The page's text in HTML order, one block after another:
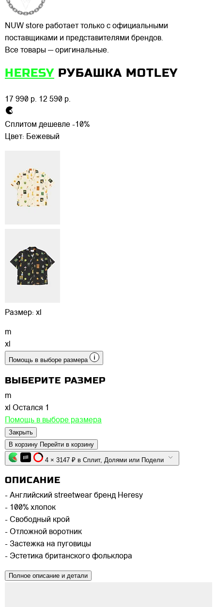
NUW store работает только с официальными
поставщиками и представителями брендов.
Все товары — оригинальные.
HERESY РУБАШКА MOTLEY
17 990 р. 12 590 р.
Сплитом дешевле -10%
Цвет: Бежевый
Размер: xl
m
xl
Помощь в выборе размера
ВЫБЕРИТЕ РАЗМЕР
m
xl Остался 1
Помощь в выборе размера
Закрыть
В корзину Перейти в корзину
4 × 3147 ₽ в Сплит, Долями или Подели
ОПИСАНИЕ
- Английский streetwear бренд Heresy
- 100% хлопок
- Свободный крой
- Отложной воротник
- Застежка на пуговицы
- Эстетика британского фольклора
Полное описание и детали